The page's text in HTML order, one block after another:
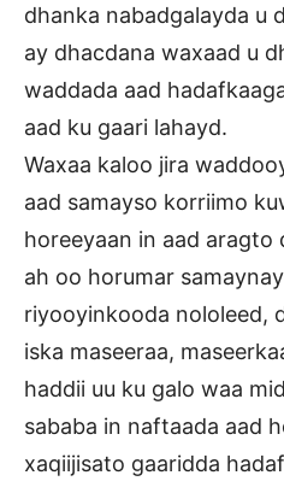
dhanka nabadgalayda u
ay dhacdana waxaad u
waddada aad
aad ku gaari lahayd.
Waxaa kaloo jira
aad samayso korriimo
horeeyaan in aad aragto
ah oo horumar
riyooyinkooda nololeed,
iska maseeraa,
haddii uu ku galo waa
sababa in naftaada aad
xaqiijisato gaaridda